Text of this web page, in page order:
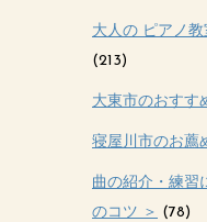
大人の ピアノ
(213)
大東市のおすす
寝屋川市のお薦
曲の紹介・練
のコツ ＞ (78)